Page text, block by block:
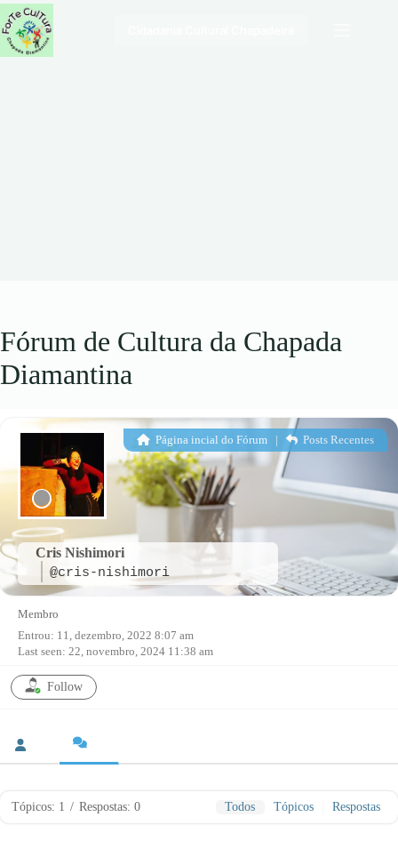
Pular
para
o
conteúdo
Fórum de Cultura da Chapada
Diamantina
Cris Nishimori
@cris-nishimori
Página incial do Fórum | Posts Recentes
Membro
Entrou: 11, dezembro, 2022 8:07 am
Last seen: 22, novembro, 2024 11:38 am
Follow
Tópicos: 1 / Respostas: 0 Todos Tópicos Respostas